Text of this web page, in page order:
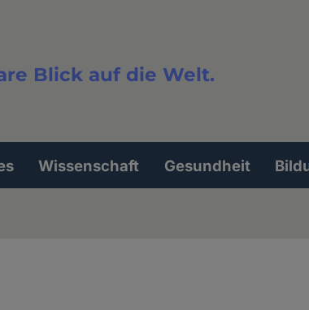
Blick auf die Welt.
Wissenschaft Gesundheit